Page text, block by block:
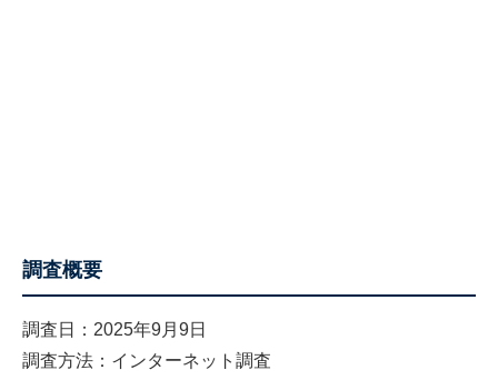
調査概要
調査日：2025年9月9日
調査方法：インターネット調査